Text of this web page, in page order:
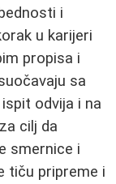
i
u karijeri
propisa i
sa
odvija i na
cilj da
smernice i
tiču pripreme i